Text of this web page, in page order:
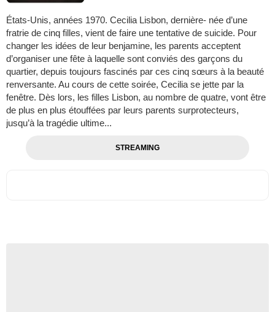
États-Unis, années 1970. Cecilia Lisbon, dernière- née d’une
fratrie de cinq filles, vient de faire une tentative de suicide. Pour
changer les idées de leur benjamine, les parents acceptent
d’organiser une fête à laquelle sont conviés des garçons du
quartier, depuis toujours fascinés par ces cinq sœurs à la beauté
renversante. Au cours de cette soirée, Cecilia se jette par la
fenêtre. Dès lors, les filles Lisbon, au nombre de quatre, vont être
de plus en plus étouffées par leurs parents surprotecteurs,
jusqu’à la tragédie ultime...
STREAMING